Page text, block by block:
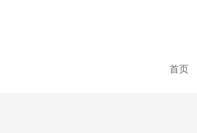
首页